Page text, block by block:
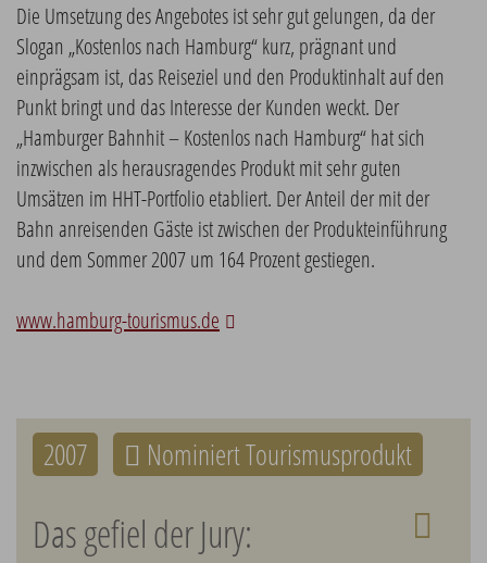
Die Umsetzung des Angebotes ist sehr gut gelungen, da der
Slogan „Kostenlos nach Hamburg“ kurz, prägnant und
einprägsam ist, das Reiseziel und den Produktinhalt auf den
Punkt bringt und das Interesse der Kunden weckt. Der
„Hamburger Bahnhit – Kostenlos nach Hamburg“ hat sich
inzwischen als herausragendes Produkt mit sehr guten
Umsätzen im HHT-Portfolio etabliert. Der Anteil der mit der
Bahn anreisenden Gäste ist zwischen der Produkteinführung
und dem Sommer 2007 um 164 Prozent gestiegen.
www.hamburg-tourismus.de
2007 Nominiert Tourismusprodukt
Das gefiel der Jury: